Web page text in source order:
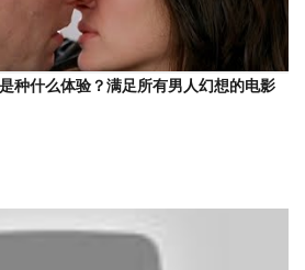
种什么体验？满足所有男人幻想的电影